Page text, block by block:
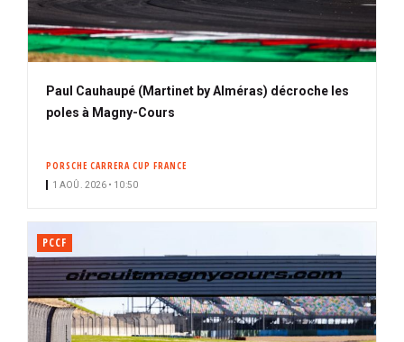
Paul Cauhaupé (Martinet by Alméras) décroche les
poles à Magny-Cours
PORSCHE CARRERA CUP FRANCE
1 AOÛ. 2026 • 10:50
PCCF